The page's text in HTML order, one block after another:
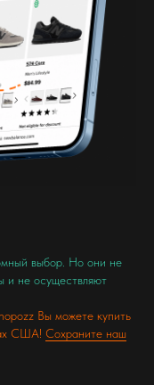
выбор. Но они не
и не осуществляют
Вы можете купить
США! Сохраните наш